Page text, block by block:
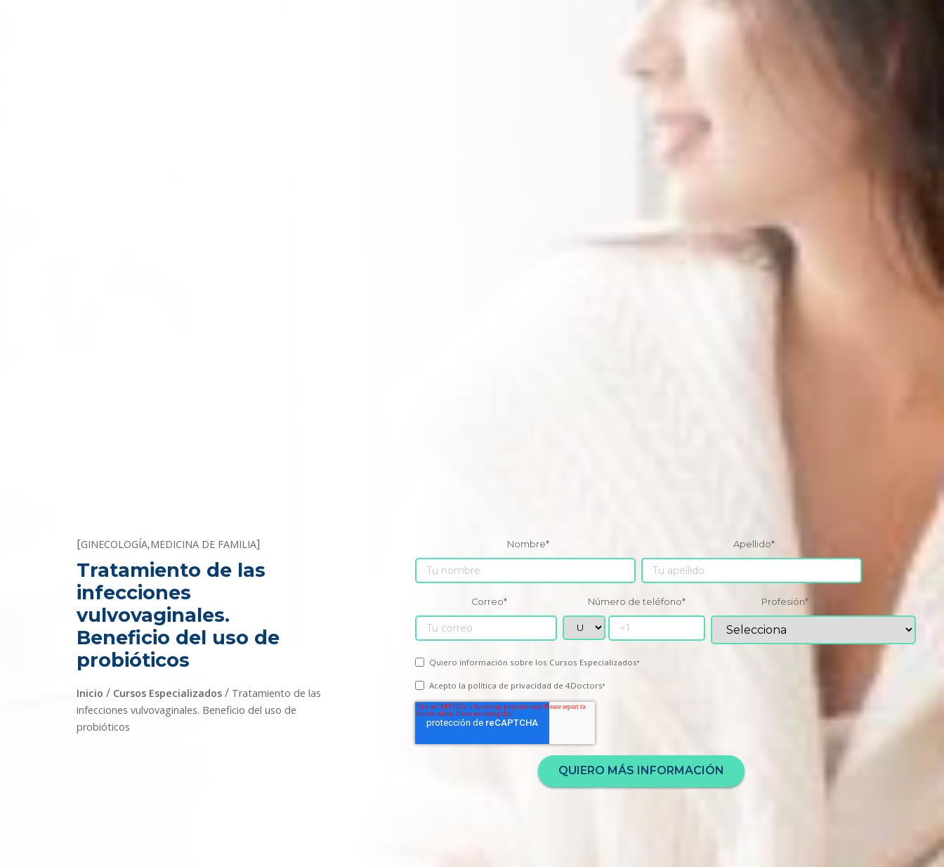
[GINECOLOGÍA,MEDICINA DE FAMILIA]
Tratamiento de las
infecciones
vulvovaginales.
Beneficio del uso de
probióticos
Inicio / Cursos Especializados / Tratamiento de las
infecciones vulvovaginales. Beneficio del uso de
probióticos
Nombre* Apellido*
Correo* Número de teléfono* Profesión*
Quiero información sobre los Cursos Especializados*
Acepto la política de privacidad de 4Doctors*